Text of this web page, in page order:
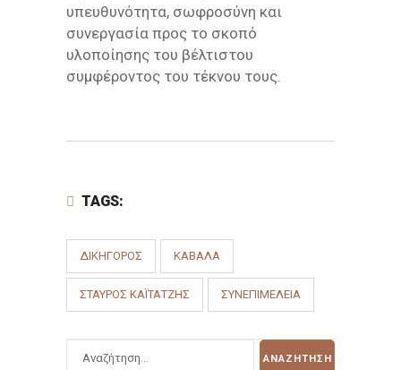
υπευθυνότητα, σωφροσύνη και
συνεργασία προς το σκοπό
υλοποίησης του βέλτιστου
συμφέροντος του τέκνου τους.
TAGS:
ΔΙΚΗΓΌΡΟΣ ΚΑΒΆΛΑ
ΣΤΑΎΡΟΣ ΚΑΪΤΑΤΖΉΣ ΣΥΝΕΠΙΜΈΛΕΙΑ